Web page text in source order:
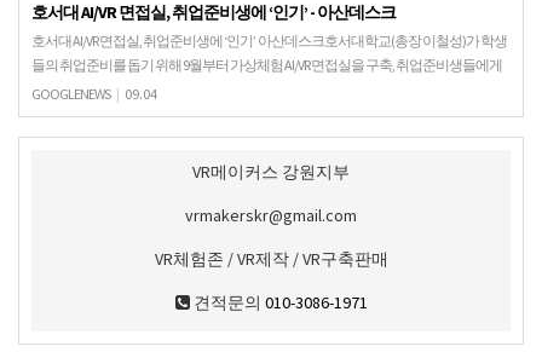
호서대 AI/VR 면접실, 취업준비생에 ‘인기’ - 아산데스크
호서대 AI/VR 면접실, 취업준비생에 ‘인기’ 아산데스크호서대학교(총장 이철성)가 학생
들의 취업준비를 돕기 위해 9월부터 가상체험 AI/VR 면접실을 구축, 취업준비생들에게
인기를 끌고 있다. 대학혁신사업 일환으…
GOOGLENEWS | 09.04
VR메이커스 강원지부
vrmakerskr@gmail.com
VR체험존 / VR제작 / VR구축판매
견적문의 010-3086-1971